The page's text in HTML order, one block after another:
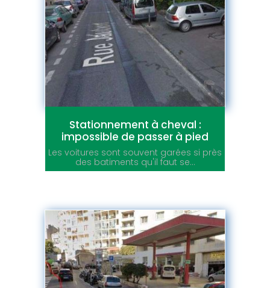
Stationnement à cheval :
impossible de passer à pied
Les voitures sont souvent garées si près
des batiments qu'il faut se...